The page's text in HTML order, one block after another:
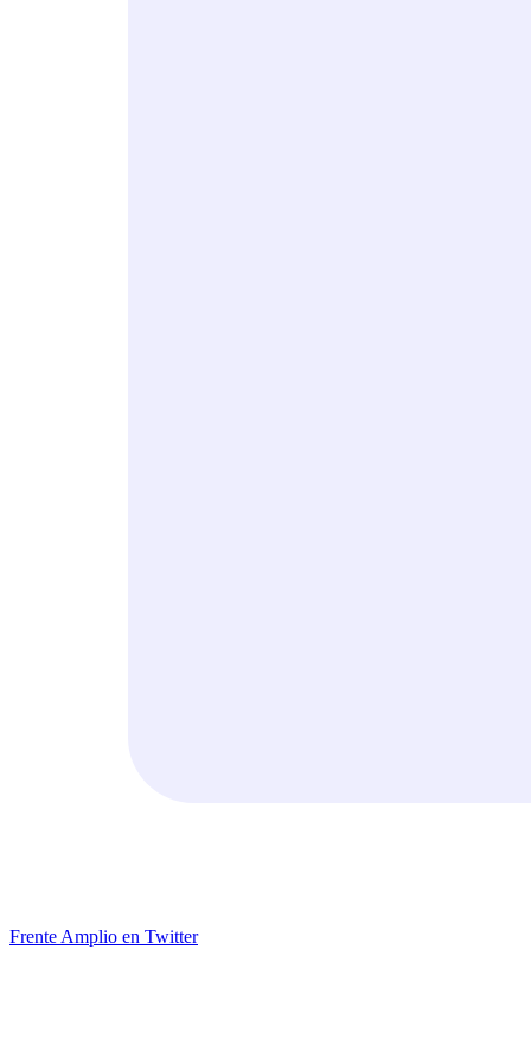
Frente Amplio en Twitter